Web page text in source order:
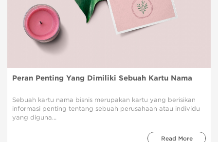
Peran Penting Yang Dimiliki Sebuah Kartu Nama
Sebuah kartu nama bisnis merupakan kartu yang berisikan
informasi penting tentang sebuah perusahaan atau individu
yang diguna...
Read More